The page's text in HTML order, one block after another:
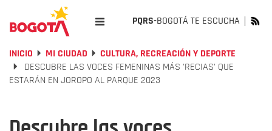
PQRS-BOGOTÁ TE ESCUCHA
INICIO MI CIUDAD
CULTURA, RECREACIÓN Y DEPORTE
DESCUBRE LAS VOCES FEMENINAS MÁS 'RECIAS' QUE
ESTARÁN EN JOROPO AL PARQUE 2023